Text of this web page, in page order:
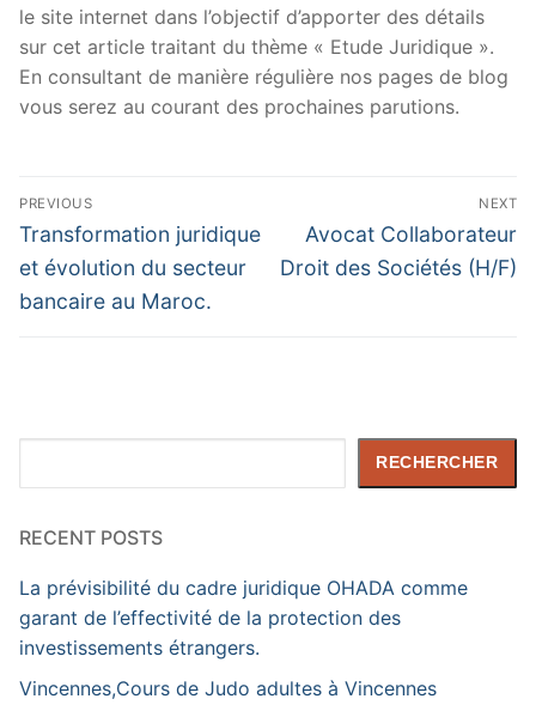
le site internet dans l’objectif d’apporter des détails
sur cet article traitant du thème « Etude Juridique ».
En consultant de manière régulière nos pages de blog
vous serez au courant des prochaines parutions.
Navigation
de
l’article
PREVIOUS
Previous
post:
Transformation juridique
et évolution du secteur
bancaire au Maroc.
NEXT
Next
post:
Avocat Collaborateur
Droit des Sociétés (H/F)
RECHERCHER
RECENT POSTS
La prévisibilité du cadre juridique OHADA comme
garant de l’effectivité de la protection des
investissements étrangers.
Vincennes,Cours de Judo adultes à Vincennes